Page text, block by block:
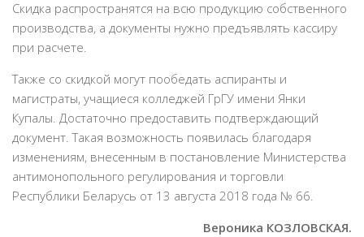
Скидка распространятся на всю продукцию собственного
производства, а документы нужно предъявлять кассиру
при расчете.
Также со скидкой могут пообедать аспиранты и
магистраты, учащиеся колледжей ГрГУ имени Янки
Купалы. Достаточно предоставить подтверждающий
документ. Такая возможность появилась благодаря
изменениям, внесенным в постановление Министерства
антимонопольного регулирования и торговли
Республики Беларусь от 13 августа 2018 года № 66.
Вероника КОЗЛОВСКАЯ.